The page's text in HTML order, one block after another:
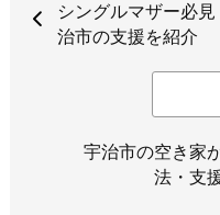
シングルマザー必
治市の支援を紹介
宇治市の空き家
法・支